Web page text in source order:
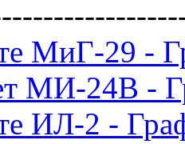
МиГ-29 -
МИ-24В -
ИЛ-2 -